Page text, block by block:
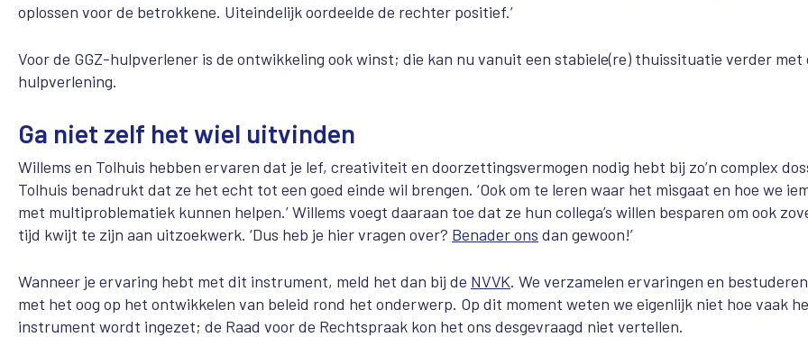
oplossen voor de betrokkene. Uiteindelijk oordeelde de rechter positief.’
Voor de GGZ-hulpverlener is de ontwikkeling ook winst; die kan nu vanuit een stabiele(re) thuissituatie verder met
hulpverlening.
Ga niet zelf het wiel uitvinden
Willems en Tolhuis hebben ervaren dat je lef, creativiteit en doorzettingsvermogen nodig hebt bij zo’n complex
Tolhuis benadrukt dat ze het echt tot een goed einde wil brengen. ‘Ook om te leren waar het misgaat en hoe we
met multiproblematiek kunnen helpen.’ Willems voegt daaraan toe dat ze hun collega’s willen besparen om ook
tijd kwijt te zijn aan uitzoekwerk. ‘Dus heb je hier vragen over? Benader ons dan gewoon!’
Wanneer je ervaring hebt met dit instrument, meld het dan bij de NVVK. We verzamelen ervaringen en
met het oog op het ontwikkelen van beleid rond het onderwerp. Op dit moment weten we eigenlijk niet hoe vaak
instrument wordt ingezet; de Raad voor de Rechtspraak kon het ons desgevraagd niet vertellen.